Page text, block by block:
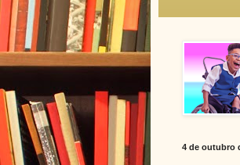
4 de outubro